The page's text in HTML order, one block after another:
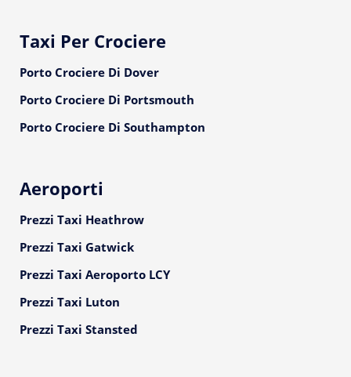
Taxi Per Crociere
Porto Crociere Di Dover
Porto Crociere Di Portsmouth
Porto Crociere Di Southampton
Aeroporti
Prezzi Taxi Heathrow
Prezzi Taxi Gatwick
Prezzi Taxi Aeroporto LCY
Prezzi Taxi Luton
Prezzi Taxi Stansted